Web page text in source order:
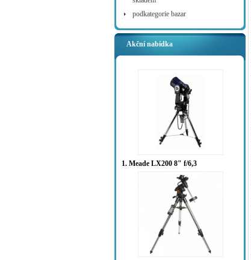
podkategorie bazar
Akční nabídka
1. Meade LX200 8" f/6,3